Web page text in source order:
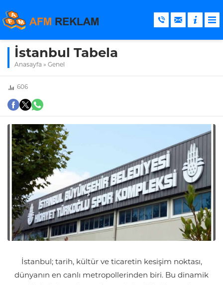
İstanbul Tabela
Anasayfa » Genel
606
İstanbul; tarih, kültür ve ticaretin kesişim noktası,
dünyanın en canlı metropollerinden biri. Bu dinamik